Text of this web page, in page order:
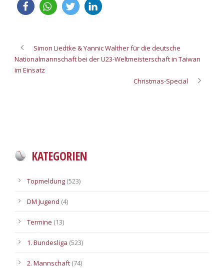
Simon Liedtke & Yannic Walther für die deutsche
Nationalmannschaft bei der U23-Weltmeisterschaft in Taiwan
im Einsatz
Christmas-Special
KATEGORIEN
Topmeldung (523)
DM Jugend (4)
Termine (13)
1. Bundesliga (523)
2. Mannschaft (74)